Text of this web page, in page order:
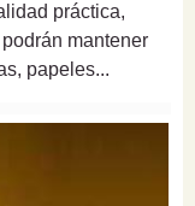
práctica,
mantener
papeles...